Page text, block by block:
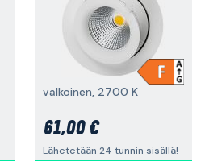
valkoinen, 2700 K
61,00 €
Lähetetään 24 tunnin sisällä!